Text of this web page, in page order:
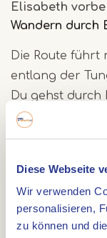
Diese Webseite
Wir verwenden
personalisieren,
zu können und
Elisabeth
Wandern durch
Die Route führt
entlang der
Du gehst durch
Wiesen.
Ursulamühle,
Spuren der